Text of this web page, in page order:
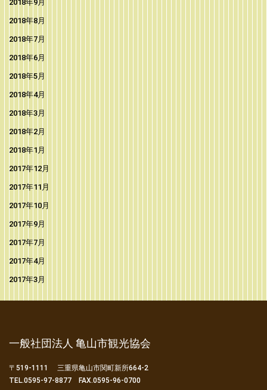
2018年9月
2018年8月
2018年7月
2018年6月
2018年5月
2018年4月
2018年3月
2018年2月
2018年1月
2017年12月
2017年11月
2017年10月
2017年9月
2017年7月
2017年4月
2017年3月
一般社団法人 亀山市観光協会
〒519-1111 三重県亀山市関町新所664-2
TEL.0595-97-8877 FAX.0595-96-0700